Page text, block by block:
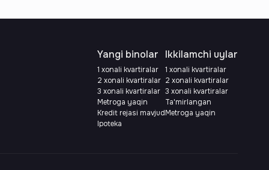
Yangi binolar
1 xonali kvartiralar
2 xonali kvartiralar
3 xonali kvartiralar
Metroga yaqin
Kredit rejasi mavjud
Ipoteka
Ikkilamchi uylar
1 xonali kvartiralar
2 xonali kvartiralar
3 xonali kvartiralar
Ta'mirlangan
Metroga yaqin